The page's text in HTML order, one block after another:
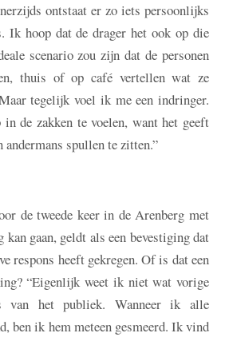
ontstaat er zo iets persoonlijks
Ik hoop dat de drager het ook op die
scenario zou zijn dat de personen
thuis of op café vertellen wat ze
tegelijk voel ik me een indringer.
de zakken te voelen, want het geeft
andermans spullen te zitten.”
de tweede keer in de Arenberg met
kan gaan, geldt als een bevestiging dat
respons heeft gekregen. Of is dat een
“Eigenlijk weet ik niet wat vorige
van het publiek. Wanneer ik alle
ben ik hem meteen gesmeerd. Ik vind